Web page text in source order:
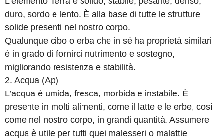
duro, sordo e lento. È alla base di tutte le strutture
solide presenti nel nostro corpo.
Qualunque cibo o erba che in sé ha proprietà similari
è in grado di fornirci nutrimento e sostegno,
migliorando resistenza e stabilità.
2. Acqua (Ap)
L’acqua è umida, fresca, morbida e instabile. È
presente in molti alimenti, come il latte e le erbe, così
come nel nostro corpo, in grandi quantità. Assumere
acqua è utile per tutti quei malesseri o malattie